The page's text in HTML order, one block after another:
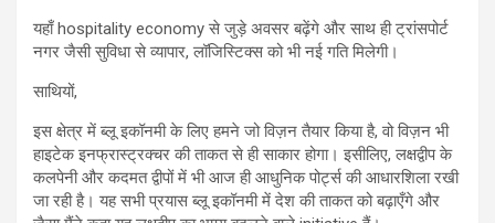
यहाँ hospitality economy से जुड़े अवसर बढ़ेंगे और साथ ही ट्रांसपोर्ट
नगर जैसी सुविधा से व्यापार, लॉजिस्टिक्स को भी नई गति मिलेगी।
साथियों,
इस क्षेत्र में ब्लू इकॉनमी के लिए हमने जो विज़न तैयार किया है, वो विज़न भी
हाइटेक इनफ्रास्ट्रक्चर की ताकत से ही साकार होगा। इसीलिए, लक्षद्वीप के
कलपेनी और कदमत द्वीपों में भी आज ही आधुनिक पोर्ट्स की आधारशिला रखी
जा रही है। यह सभी प्रयास ब्लू इकॉनमी में देश की ताकत को बढ़ाएँगे और